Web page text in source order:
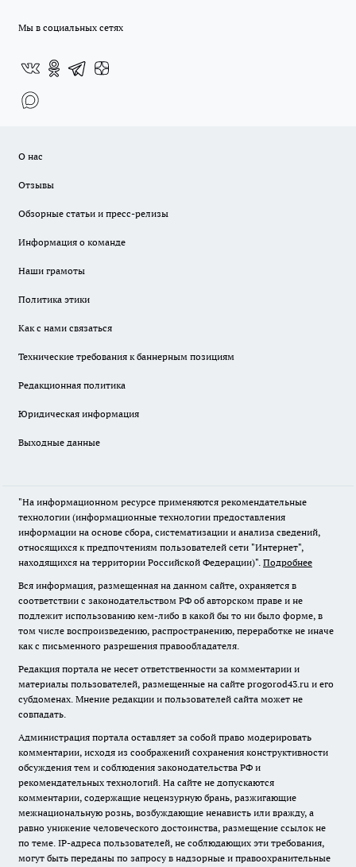
Мы в социальных сетях
О нас
Отзывы
Обзорные статьи и пресс-релизы
Информация о команде
Наши грамоты
Политика этики
Как с нами связаться
Технические требования к баннерным позициям
Редакционная политика
Юридическая информация
Выходные данные
"На информационном ресурсе применяются рекомендательные
технологии (информационные технологии предоставления
информации на основе сбора, систематизации и анализа сведений,
относящихся к предпочтениям пользователей сети "Интернет",
находящихся на территории Российской Федерации)". Подробнее
Вся информация, размещенная на данном сайте, охраняется в
соответствии с законодательством РФ об авторском праве и не
подлежит использованию кем-либо в какой бы то ни было форме, в
том числе воспроизведению, распространению, переработке не иначе
как с письменного разрешения правообладателя.
Редакция портала не несет ответственности за комментарии и
материалы пользователей, размещенные на сайте progorod43.ru и его
субдоменах. Мнение редакции и пользователей сайта может не
совпадать.
Администрация портала оставляет за собой право модерировать
комментарии, исходя из соображений сохранения конструктивности
обсуждения тем и соблюдения законодательства РФ и
рекомендательных технологий. На сайте не допускаются
комментарии, содержащие нецензурную брань, разжигающие
межнациональную рознь, возбуждающие ненависть или вражду, а
равно унижение человеческого достоинства, размещение ссылок не
по теме. IP-адреса пользователей, не соблюдающих эти требования,
могут быть переданы по запросу в надзорные и правоохранительные